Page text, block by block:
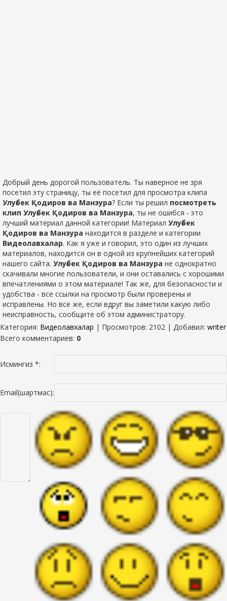
Добрый день дорогой пользователь. Ты наверное не зря
посетил эту страницу, ты её посетил для просмотра клипа
Улуғбек Қодиров ва Манзура? Если ты решил посмотреть
клип Улуғбек Қодиров ва Манзура, ты не ошибся - это
лучший материал данной категории! Материал Улуғбек
Қодиров ва Манзура находится в разделе и категории
Видеолавхалар. Как я уже и говорил, это один из лучших
материалов, находится он в одной из крупнейших категорий
нашего сайта. Улуғбек Қодиров ва Манзура не однократно
скачивали многие пользователи, и они оставались с хорошими
впечатлениями о этом материале! Так же, для безопасности и
удобства - все ссылки на просмотр были проверены и
исправлены. Но все же, если вдруг вы заметили какую либо
неисправность, сообщите об этом администратору.
Категория: Видеолавхалар | Просмотров: 2102 | Добавил: writer
Всего комментариев: 0
Исмингиз *:
Email(шартмас):